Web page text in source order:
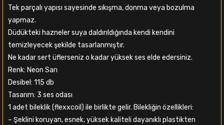
Tek parçalı yapısı sayesinde sıkışma, donma veya bozulma
yapmaz.
Düdükteki hazneler suya daldırıldığında kendi kendini
temizleyecek şekilde tasarlanmıştır.
Ne kadar sert üflerseniz o kadar yüksek ses elde edersiniz.
Renk: Neon Sarı
Desibel: 115 db
Tasarım: 3 ses odası
1 adet bileklik (flexxcoil) ile birlikte gelir. Bilekliğin özellikleri:
– Şeklini koruyan, esnek, yüksek kaliteli dayanıklı plastikten